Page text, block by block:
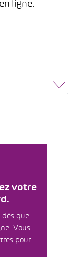
ligne.
votre
dès que
Vous
pour